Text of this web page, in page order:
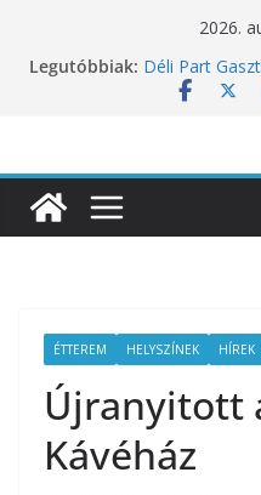
content
2026.
Legutóbbiak: Déli Part
10 éves lett a
Budapest is
nemzetközi
ÉTTEREM HELYSZÍNEK HÍREK
Újranyitott
Kávéház